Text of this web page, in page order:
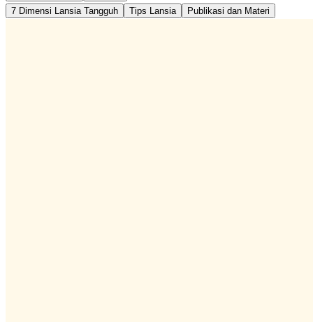
7 Dimensi Lansia Tangguh
Tips Lansia Publikasi dan Materi